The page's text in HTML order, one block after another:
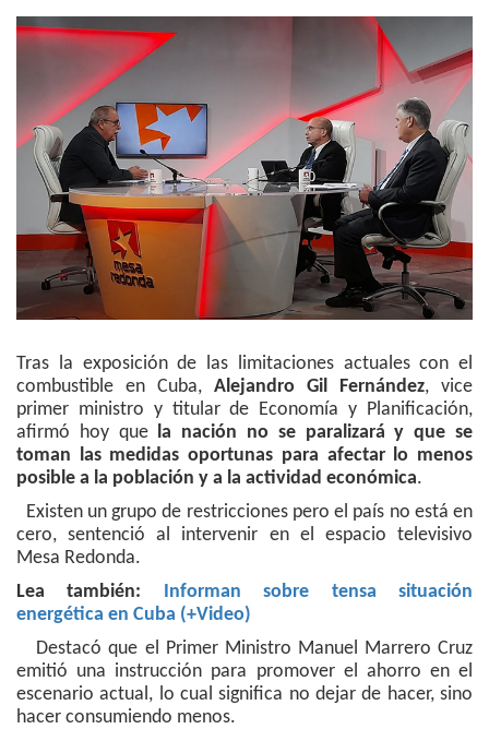
Tras la exposición de las limitaciones actuales con el
combustible en Cuba, Alejandro Gil Fernández, vice
primer ministro y titular de Economía y Planificación,
afirmó hoy que
la nación no se paralizará y que se
toman las medidas oportunas para afectar lo menos
posible a la población y a la actividad económica.
Existen un grupo de restricciones pero el país no está en
cero, sentenció al intervenir en el espacio televisivo
Mesa Redonda.
Lea también:
Informan sobre tensa situación
energética en Cuba (+Video)
Destacó que el Primer Ministro Manuel Marrero Cruz
emitió una instrucción para promover el ahorro en el
escenario actual, lo cual significa no dejar de hacer, sino
hacer consumiendo menos.